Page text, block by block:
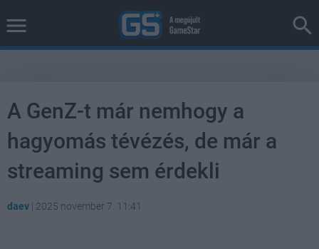
A GenZ-t már nemhogy a
hagyomás tévézés, de már a
streaming sem érdekli
daev | 2025 november 7. 11:41